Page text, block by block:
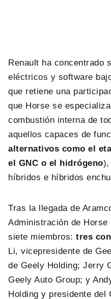
Renault ha concentrado
eléctricos y software
que retiene una
que Horse se
combustión interna de
aquellos capaces de
alternativos como el
el GNC o el hidrógeno),
híbridos e híbridos
Tras la llegada de
Administración de
siete miembros:tres
Li, vicepresidente de
de Geely Holding; Jerry
Geely Auto Group; y
Holding y presidente del